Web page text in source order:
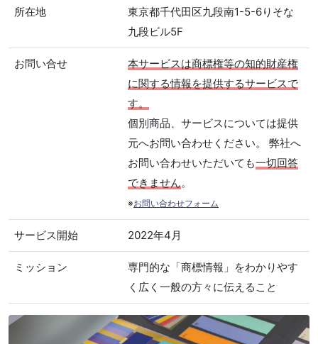
所在地
東京都千代田区九段南1-5-6りそな
九段ビル5F
お問い合せ
本サービスは商標権等の知的財産権
に関する情報を提供するサービスで
す。
個別商品、サービスについては提供
元へお問い合わせください。 弊社へ
お問い合わせいただいても一切回答
できません。
※お問い合わせフォーム
サービス開始 2022年4月
ミッション
専門的な「商標情報」をわかりやす
く広く一般の方々に伝えること